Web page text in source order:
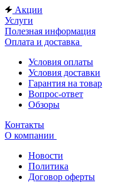
Акции
Услуги
Полезная информация
Оплата и доставка
Условия оплаты
Условия доставки
Гарантия на товар
Вопрос-ответ
Обзоры
Контакты
О компании
Новости
Политика
Договор оферты